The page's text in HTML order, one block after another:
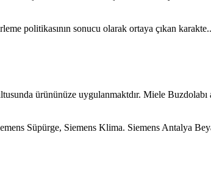
politikasının sonucu olarak ortaya çıkan
ürününüze uygulanmaktdır. Miele Buzdolabı
Süpürge, Siemens Klima. Siemens Antalya